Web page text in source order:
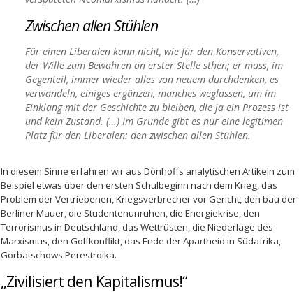
Zwischen allen Stühlen
Für einen Liberalen kann nicht, wie für den Konservativen,
der Wille zum Bewahren an erster Stelle sthen; er muss, im
Gegenteil, immer wieder alles von neuem durchdenken, es
verwandeln, einiges ergänzen, manches weglassen, um im
Einklang mit der Geschichte zu bleiben, die ja ein Prozess ist
und kein Zustand. (…) Im Grunde gibt es nur eine legitimen
Platz für den Liberalen: den zwischen allen Stühlen.
In diesem Sinne erfahren wir aus Dönhoffs analytischen Artikeln zum
Beispiel etwas über den ersten Schulbeginn nach dem Krieg, das
Problem der Vertriebenen, Kriegsverbrecher vor Gericht, den bau der
Berliner Mauer, die Studentenunruhen, die Energiekrise, den
Terrorismus in Deutschland, das Wettrüsten, die Niederlage des
Marxismus, den Golfkonflikt, das Ende der Apartheid in Südafrika,
Gorbatschows Perestroika.
„Zivilisiert den Kapitalismus!“